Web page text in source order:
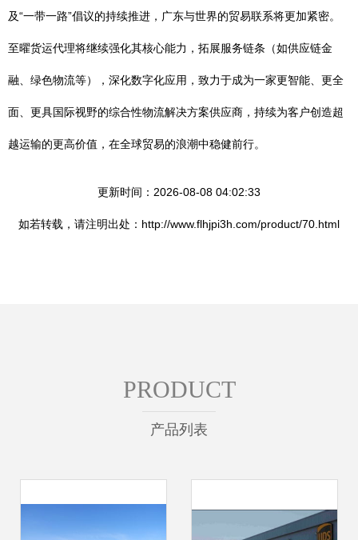
及“一带一路”倡议的持续推进，广东与世界的贸易联系将更加紧密。
至曜货运代理将继续强化其核心能力，拓展服务链条（如供应链金
融、绿色物流等），深化数字化应用，致力于成为一家更智能、更全
面、更具国际视野的综合性物流解决方案供应商，持续为客户创造超
越运输的更高价值，在全球贸易的浪潮中稳健前行。
更新时间：2026-08-08 04:02:33
如若转载，请注明出处：http://www.flhjpi3h.com/product/70.html
PRODUCT
产品列表